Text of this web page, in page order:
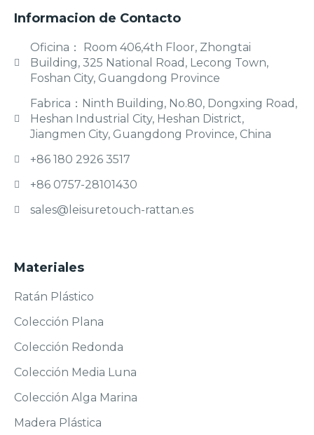
Informacion de Contacto
Oficina： Room 406,4th Floor, Zhongtai
Building, 325 National Road, Lecong Town,
Foshan City, Guangdong Province
Fabrica：Ninth Building, No.80, Dongxing Road,
Heshan Industrial City, Heshan District,
Jiangmen City, Guangdong Province, China
+86 180 2926 3517
+86 0757-28101430
sales@leisuretouch-rattan.es
Materiales
Ratán Plástico
Colección Plana
Colección Redonda
Colección Media Luna
Colección Alga Marina
Madera Plástica